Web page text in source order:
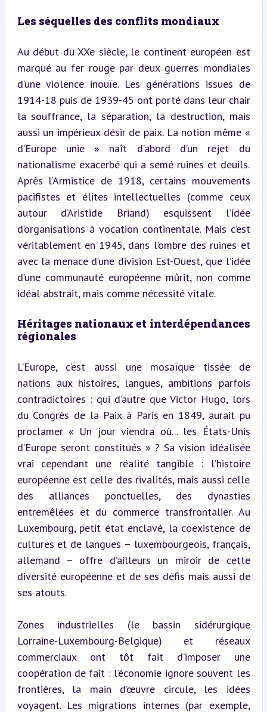
Les séquelles des conflits mondiaux
Au début du XXe siècle, le continent européen est
marqué au fer rouge par deux guerres mondiales
d’une violence inouïe. Les générations issues de
1914-18 puis de 1939-45 ont porté dans leur chair
la souffrance, la séparation, la destruction, mais
aussi un impérieux désir de paix. La notion même «
d’Europe unie » naît d’abord d’un rejet du
nationalisme exacerbé qui a semé ruines et deuils.
Après l’Armistice de 1918, certains mouvements
pacifistes et élites intellectuelles (comme ceux
autour d’Aristide Briand) esquissent l’idée
d’organisations à vocation continentale. Mais c’est
véritablement en 1945, dans l’ombre des ruines et
avec la menace d’une division Est-Ouest, que l’idée
d’une communauté européenne mûrit, non comme
idéal abstrait, mais comme nécessité vitale.
Héritages nationaux et interdépendances
régionales
L’Europe, c’est aussi une mosaïque tissée de
nations aux histoires, langues, ambitions parfois
contradictoires : qui d’autre que Victor Hugo, lors
du Congrès de la Paix à Paris en 1849, aurait pu
proclamer « Un jour viendra où... les États-Unis
d’Europe seront constitués » ? Sa vision idéalisée
vrai cependant une réalité tangible : l’histoire
européenne est celle des rivalités, mais aussi celle
des alliances ponctuelles, des dynasties
entremêlées et du commerce transfrontalier. Au
Luxembourg, petit état enclavé, la coexistence de
cultures et de langues – luxembourgeois, français,
allemand – offre d’ailleurs un miroir de cette
diversité européenne et de ses défis mais aussi de
ses atouts.
Zones industrielles (le bassin sidérurgique
Lorraine-Luxembourg-Belgique) et réseaux
commerciaux ont tôt fait d’imposer une
coopération de fait : l’économie ignore souvent les
frontières, la main d’œuvre circule, les idées
voyagent. Les migrations internes (par exemple,